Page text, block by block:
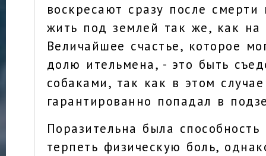
воскресают сразу после
жить под землей так же, как на
Величайшее счастье, которое
долю ительмена, - это быть
собаками, так как в этом
гарантированно попадал в
Поразительна была
терпеть физическую боль,